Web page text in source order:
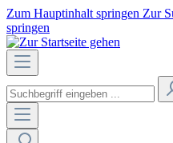
Zum Hauptinhalt springen Zur
springen